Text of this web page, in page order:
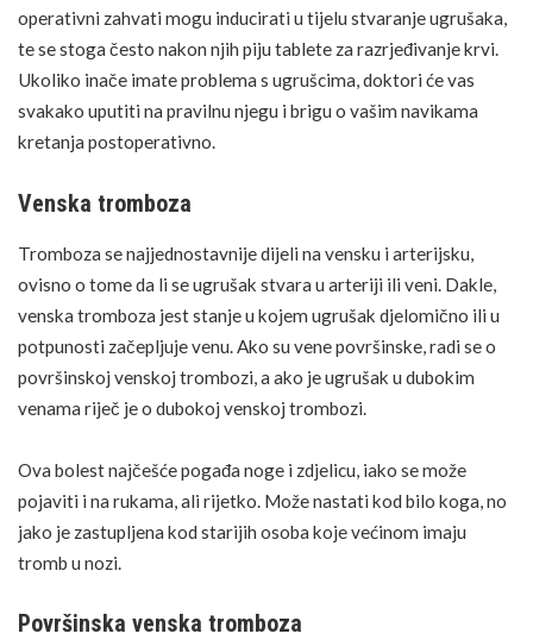
operativni zahvati mogu inducirati u tijelu stvaranje ugrušaka,
te se stoga često nakon njih piju tablete za razrjeđivanje krvi.
Ukoliko inače imate problema s ugrušcima, doktori će vas
svakako uputiti na pravilnu njegu i brigu o vašim navikama
kretanja postoperativno.
Venska tromboza
Tromboza se najjednostavnije dijeli na vensku i arterijsku,
ovisno o tome da li se ugrušak stvara u arteriji ili veni. Dakle,
venska tromboza jest stanje u kojem ugrušak djelomično ili u
potpunosti začepljuje venu. Ako su vene površinske, radi se o
površinskoj venskoj trombozi, a ako je ugrušak u dubokim
venama riječ je o dubokoj venskoj trombozi.
Ova bolest najčešće pogađa noge i zdjelicu, iako se može
pojaviti i na rukama, ali rijetko. Može nastati kod bilo koga, no
jako je zastupljena kod starijih osoba koje većinom imaju
tromb u nozi.
Površinska venska tromboza